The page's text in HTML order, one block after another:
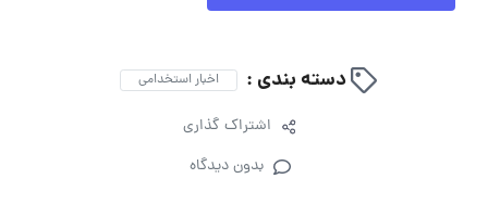
دسته بندی : اخبار استخدامی
اشتراک گذاری
بدون دیدگاه